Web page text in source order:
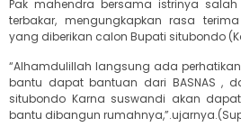
Pak mahendra bersama istrinya
terbakar, mengungkapkan rasa
yang diberikan calon Bupati situbondo
“Alhamdulillah langsung ada
bantu dapat bantuan dari BASNAS ,
situbondo Karna suswandi akan
bantu dibangun